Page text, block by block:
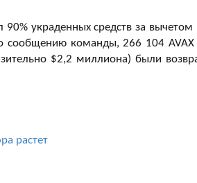
90% украденных средств за
сообщению команды, 266 104
$2,2 миллиона) были
растет